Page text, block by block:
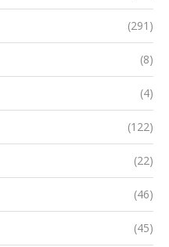
(291)
(8)
(4)
(122)
(22)
(46)
(45)